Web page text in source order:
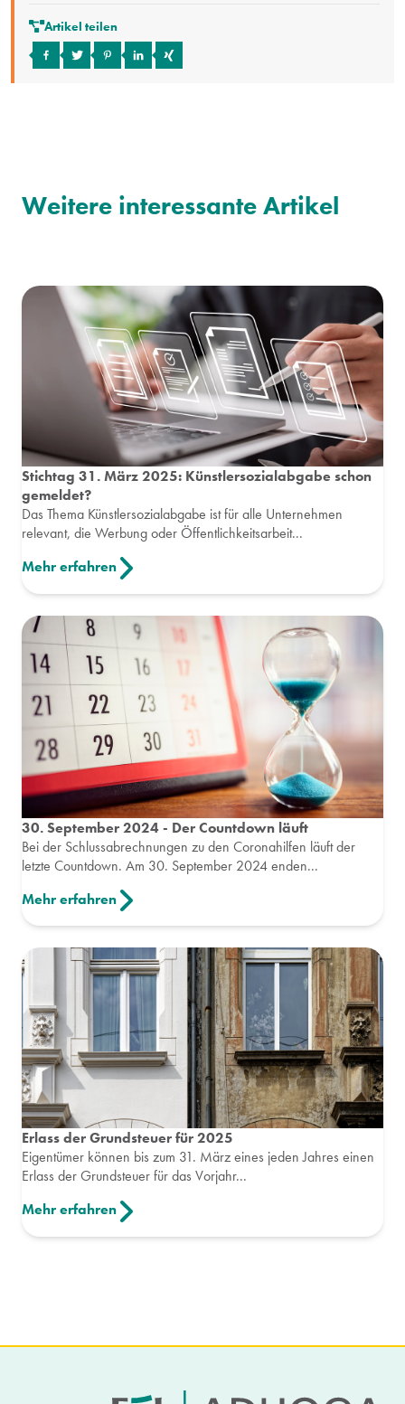
Artikel teilen
Weitere interessante Artikel
Stichtag 31. März 2025: Künstlersozialabgabe schon
gemeldet?
Das Thema Künstlersozialabgabe ist für alle Unternehmen
relevant, die Werbung oder Öffentlichkeitsarbeit...
Mehr erfahren
30. September 2024 - Der Countdown läuft
Bei der Schlussabrechnungen zu den Coronahilfen läuft der
letzte Countdown. Am 30. September 2024 enden...
Mehr erfahren
Erlass der Grundsteuer für 2025
Eigentümer können bis zum 31. März eines jeden Jahres einen
Erlass der Grundsteuer für das Vorjahr...
Mehr erfahren